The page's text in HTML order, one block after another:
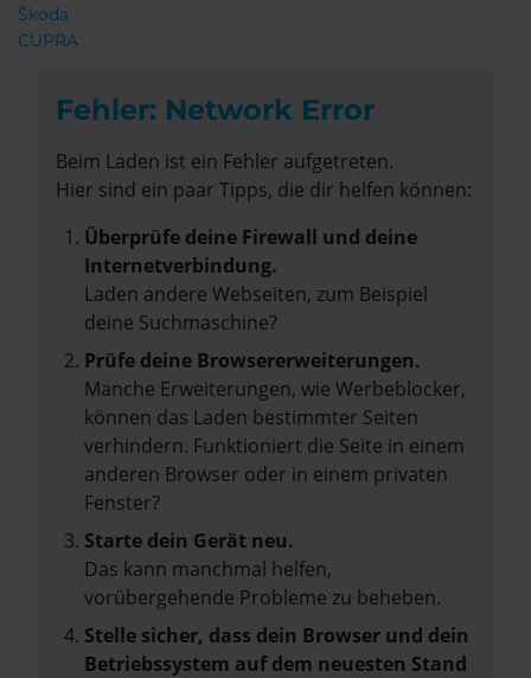
Škoda
CUPRA
Fehler: Network Error
Beim Laden ist ein Fehler aufgetreten.
Hier sind ein paar Tipps, die dir helfen können:
Überprüfe deine Firewall und deine
Internetverbindung.
Laden andere Webseiten, zum Beispiel
deine Suchmaschine?
Prüfe deine Browsererweiterungen.
Manche Erweiterungen, wie Werbeblocker,
können das Laden bestimmter Seiten
verhindern. Funktioniert die Seite in einem
anderen Browser oder in einem privaten
Fenster?
Starte dein Gerät neu.
Das kann manchmal helfen,
vorübergehende Probleme zu beheben.
Stelle sicher, dass dein Browser und dein
Betriebssystem auf dem neuesten Stand